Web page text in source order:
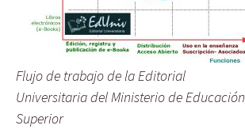
Flujo de trabajo de la Editorial
Universitaria del Ministerio de Educación
Superior